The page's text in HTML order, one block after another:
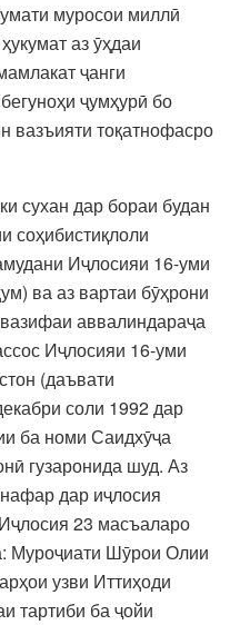
муросои миллӣ
аз ӯҳдаи
ҷанги
ҷумҳурӣ бо
вазъияти тоқатнофасро
сухан дар бораи будан
соҳибистиқлоли
Иҷлосияи 16-уми
ва аз вартаи бӯҳрони
аввалиндараҷа
Иҷлосияи 16-уми
(даъвати
соли 1992 дар
ба номи Саидхӯҷа
гузаронида шуд. Аз
дар иҷлосия
23 масъаларо
Муроҷиати Шӯрои Олии
узви Иттиҳоди
тартиби ба ҷойи